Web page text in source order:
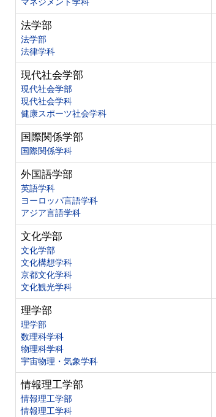
法学部
法学部
法律学科
現代社会学部
現代社会学部
現代社会学科
健康スポーツ社会学科
国際関係学部
国際関係学科
外国語学部
英語学科
ヨーロッパ言語学科
アジア言語学科
文化学部
文化学部
文化構想学科
京都文化学科
文化観光学科
理学部
理学部
数理科学科
物理科学科
宇宙物理・気象学科
情報理工学部
情報理工学部
情報理工学科